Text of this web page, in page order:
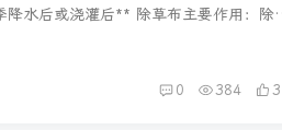
水后或浇灌后** 除草布主要作用：除
此次山火着火点多，火势大： 着火点靠
景点多，山火没及时灭掉，产生的损失
0 384 3